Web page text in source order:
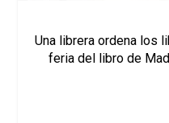
Una librera ordena los
feria del libro de